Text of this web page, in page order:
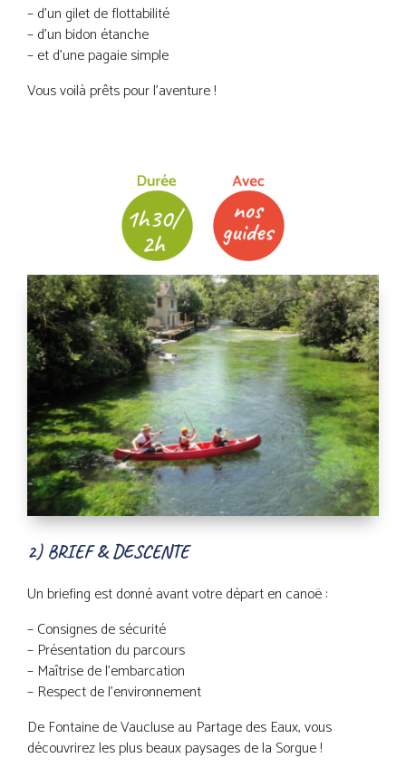
– d’un gilet de flottabilité
– d’un bidon étanche
– et d’une pagaie simple
Vous voilà prêts pour l’aventure !
2) BRIEF & DESCENTE
Un briefing est donné avant votre départ en canoë :
– Consignes de sécurité
– Présentation du parcours
– Maîtrise de l’embarcation
– Respect de l’environnement
De Fontaine de Vaucluse au Partage des Eaux, vous
découvrirez les plus beaux paysages de la Sorgue !